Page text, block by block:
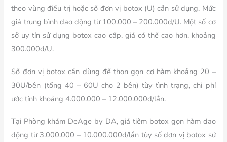
theo vùng điều trị hoặc số đơn vị botox (U) cần sử dụng. Mức
giá trung bình dao động từ 100.000 – 200.000đ/U. Một số cơ
sở uy tín sử dụng botox cao cấp, giá có thể cao hơn, khoảng
300.000đ/U.
Số đơn vị botox cần dùng để thon gọn cơ hàm khoảng 20 –
30U/bên (tổng 40 – 60U cho 2 bên) tùy tình trạng, chi phí
ước tính khoảng 4.000.000 – 12.000.000đ/lần.
Tại Phòng khám DeAge by DA, giá tiêm botox gọn hàm dao
động từ 3.000.000 – 10.000.000đ/lần tùy số đơn vị botox sử